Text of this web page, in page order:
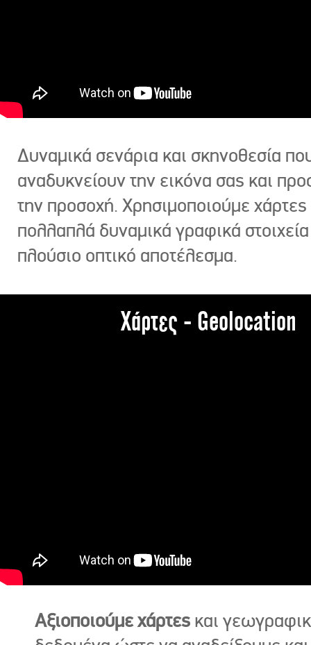
Δυναμικά σενάρια και σκηνοθεσία
αναδυκνείουν την εικόνα σας και
την προσοχή. Χρησιμοποιούμε χάρτες
πολλαπλά δυναμικά γραφικά στοιχεία
πλούσιο οπτικό αποτέλεσμα.
Χάρτες - Geolocation
Αξιοποιούμε χάρτες και